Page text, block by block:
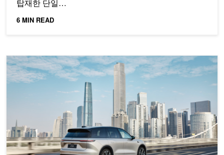
탑재한 단일…
6 MIN READ
Tensor 병렬 처리 방식의 자율 주행 차량을 위한 인식 모델 훈련